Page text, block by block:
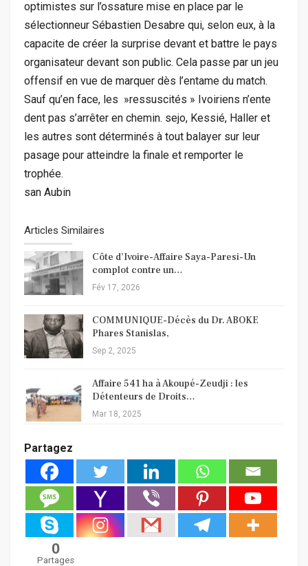
optimistes sur l’ossature mise en place par le
sélectionneur Sébastien Desabre qui, selon eux, à la
capacite de créer la surprise devant et battre le pays
organisateur devant son public. Cela passe par un jeu
offensif en vue de marquer dès l’entame du match.
Sauf qu’en face, les »ressuscités » Ivoiriens n’ente
dent pas s’arrêter en chemin. sejo, Kessié, Haller et
les autres sont déterminés à tout balayer sur leur
pasage pour atteindre la finale et remporter le
trophée.
san Aubin
Articles Similaires
Côte d’Ivoire-Affaire Saya-Paresi-Un
complot contre un…
Fév 17, 2026
COMMUNIQUE-Décès du Dr. ABOKE
Phares Stanislas,
Sep 2, 2025
Affaire 541 ha à Akoupé-Zeudji : les
Détenteurs de Droits…
Mar 18, 2025
Partagez
0
Partages